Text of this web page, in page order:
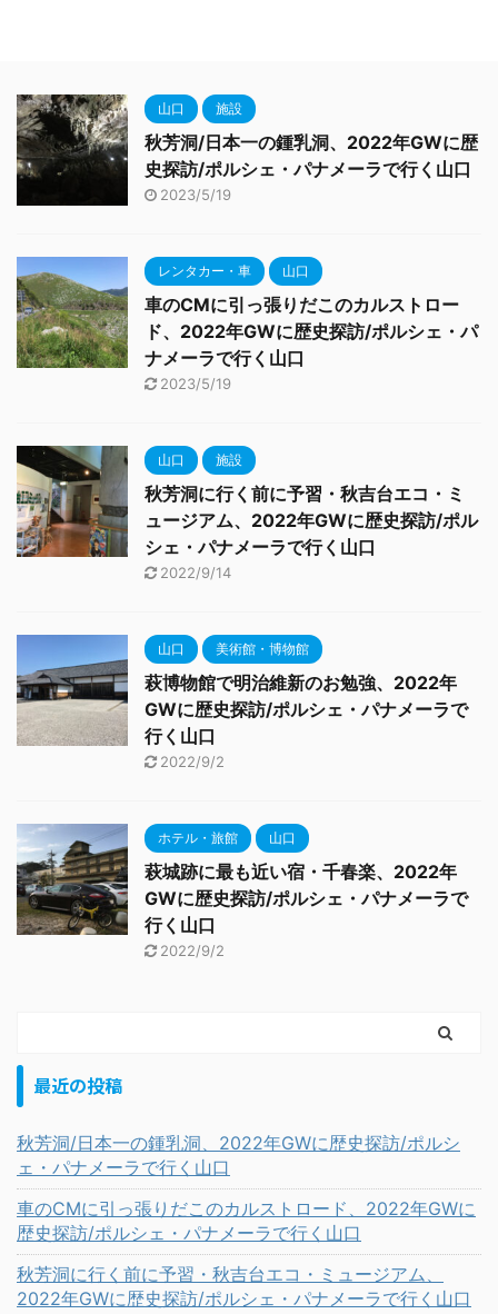
山口 施設
秋芳洞/日本一の鍾乳洞、2022年GWに歴
史探訪/ポルシェ・パナメーラで行く山口
2023/5/19
レンタカー・車 山口
車のCMに引っ張りだこのカルストロー
ド、2022年GWに歴史探訪/ポルシェ・パ
ナメーラで行く山口
2023/5/19
山口 施設
秋芳洞に行く前に予習・秋吉台エコ・ミ
ュージアム、2022年GWに歴史探訪/ポル
シェ・パナメーラで行く山口
2022/9/14
山口 美術館・博物館
萩博物館で明治維新のお勉強、2022年
GWに歴史探訪/ポルシェ・パナメーラで
行く山口
2022/9/2
ホテル・旅館 山口
萩城跡に最も近い宿・千春楽、2022年
GWに歴史探訪/ポルシェ・パナメーラで
行く山口
2022/9/2
最近の投稿
秋芳洞/日本一の鍾乳洞、2022年GWに歴史探訪/ポルシ
ェ・パナメーラで行く山口
車のCMに引っ張りだこのカルストロード、2022年GWに
歴史探訪/ポルシェ・パナメーラで行く山口
秋芳洞に行く前に予習・秋吉台エコ・ミュージアム、
2022年GWに歴史探訪/ポルシェ・パナメーラで行く山口